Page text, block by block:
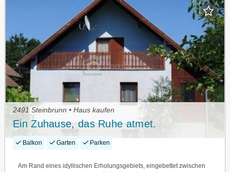
2491 Steinbrunn • Haus kaufen
Ein Zuhause, das Ruhe atmet.
Balkon Garten Parken
Am Rand eines idyllischen Erholungsgebiets, eingebettet zwischen